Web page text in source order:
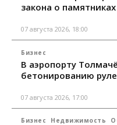
закона о памятниках
07 августа 2026, 18:00
Бизнес
В аэропорту
бетонированию
07 августа 2026, 17:00
Бизнес Недвижимость